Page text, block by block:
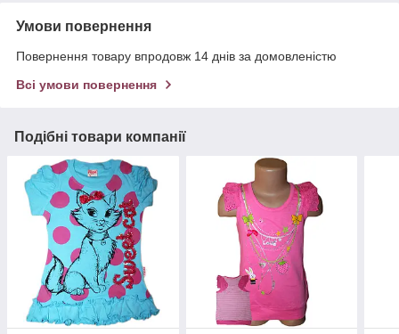
Умови повернення
Повернення товару впродовж 14 днів за домовленістю
Всі умови повернення
Подібні товари компанії